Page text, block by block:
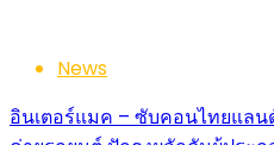
News
อินเตอร์แมค – ซับคอนไทยแลน